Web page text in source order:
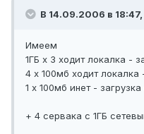
В 14.09.2006 в
Имеем
1ГБ х 3 ходит локалка -
4 х 100мб ходит
1 х 100мб инет -
+ 4 сервака с 1ГБ